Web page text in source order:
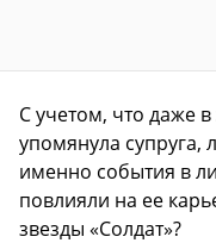
С учетом, что даже
упомянула супруга,
именно события в
повлияли на ее
звезды «Солдат»?